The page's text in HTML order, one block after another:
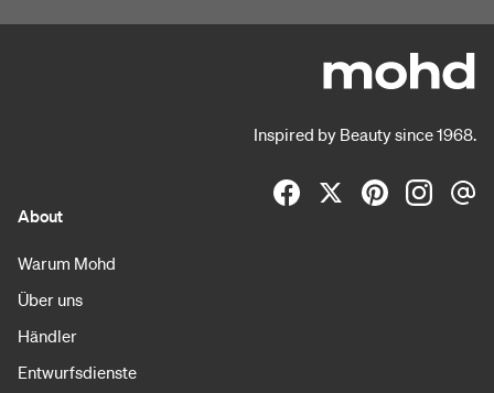
Inspired by Beauty since 1968.
About
Warum Mohd
Über uns
Händler
Entwurfsdienste